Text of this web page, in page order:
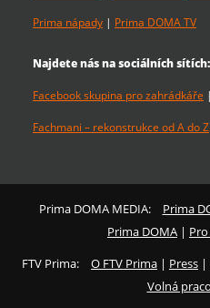
Prima nápady | Prima DOMA TV
Najdete nás na sociálních sítích:
Facebook skupina pro zahrádkáře |
Fachmani – rekonstrukce od A do Z
Prima DOMA MEDIA: Prima
Prima DOMA |
FTV Prima:
O FTV Prima | Press |
Volná